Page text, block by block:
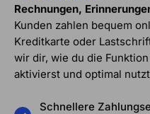
Rechnungen,
Kunden zahlen bequem
Kreditkarte oder
wir dir, wie du die
aktivierst und optimal
Schnellere